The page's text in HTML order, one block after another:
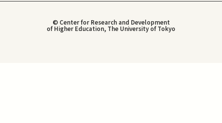
© Center for Research and Development
of Higher Education, The University of Tokyo